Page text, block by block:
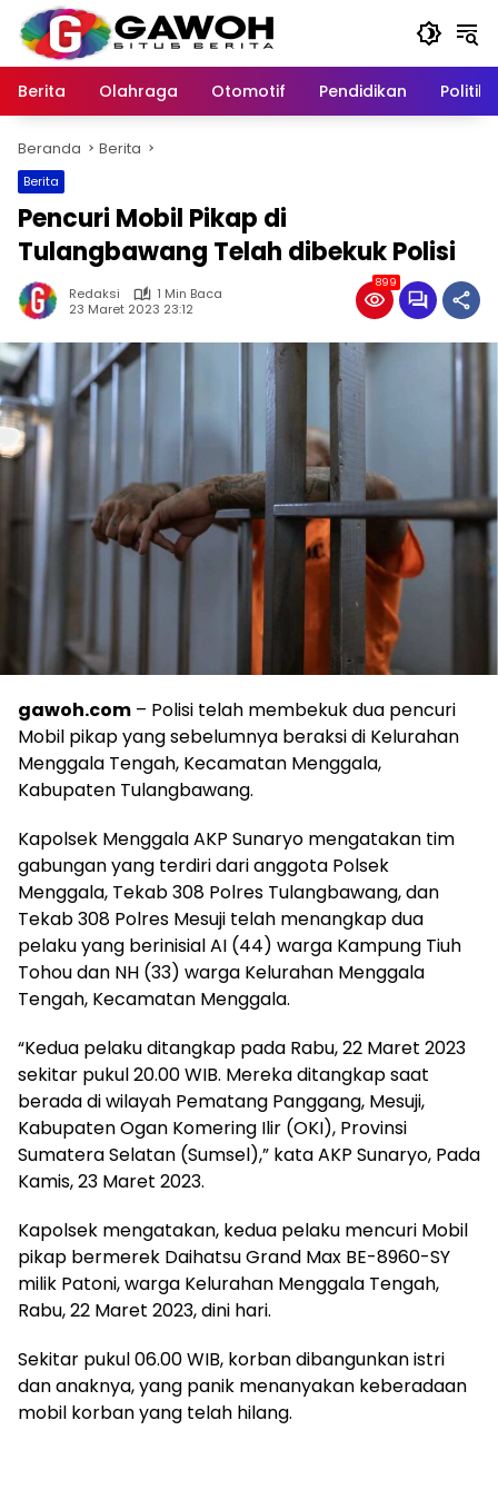
Langsung
konten
Berita
Olahraga Otomotif Pendidikan Politik
Beranda Berita
Berita
Pencuri Mobil Pikap di
Tulangbawang Telah dibekuk Polisi
Redaksi
1 Min Baca
23 Maret 2023 23:12
899
gawoh.com – Polisi telah membekuk dua pencuri
Mobil pikap yang sebelumnya beraksi di Kelurahan
Menggala Tengah, Kecamatan Menggala,
Kabupaten Tulangbawang.
Kapolsek Menggala AKP Sunaryo mengatakan tim
gabungan yang terdiri dari anggota Polsek
Menggala, Tekab 308 Polres Tulangbawang, dan
Tekab 308 Polres Mesuji telah menangkap dua
pelaku yang berinisial AI (44) warga Kampung Tiuh
Tohou dan NH (33) warga Kelurahan Menggala
Tengah, Kecamatan Menggala.
“Kedua pelaku ditangkap pada Rabu, 22 Maret 2023
sekitar pukul 20.00 WIB. Mereka ditangkap saat
berada di wilayah Pematang Panggang, Mesuji,
Kabupaten Ogan Komering Ilir (OKI), Provinsi
Sumatera Selatan (Sumsel),” kata AKP Sunaryo, Pada
Kamis, 23 Maret 2023.
Kapolsek mengatakan, kedua pelaku mencuri Mobil
pikap bermerek Daihatsu Grand Max BE-8960-SY
milik Patoni, warga Kelurahan Menggala Tengah,
Rabu, 22 Maret 2023, dini hari.
Sekitar pukul 06.00 WIB, korban dibangunkan istri
dan anaknya, yang panik menanyakan keberadaan
mobil korban yang telah hilang.